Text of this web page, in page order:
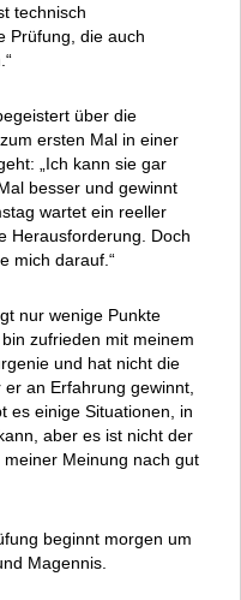
technisch
Prüfung, die auch
über die
ersten Mal in einer
„Ich kann sie gar
besser und gewinnt
wartet ein reeller
Herausforderung. Doch
mich darauf.“
nur wenige Punkte
zufrieden mit meinem
und hat nicht die
an Erfahrung gewinnt,
es einige Situationen, in
aber es ist nicht der
Meinung nach gut
beginnt morgen um
Magennis.